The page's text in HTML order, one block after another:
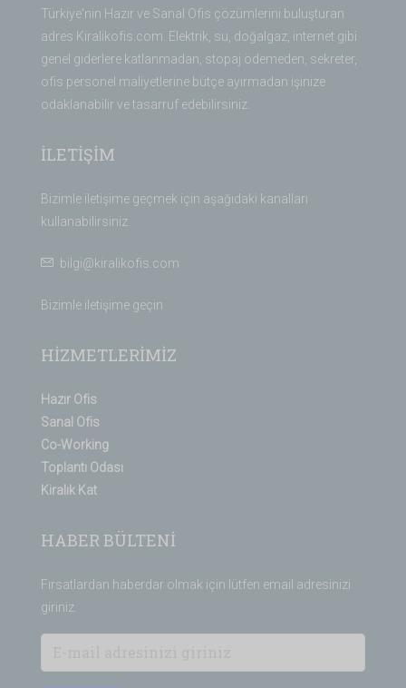
Türkiye'nin Hazır ve Sanal Ofis çözümlerini buluşturan
adres Kiralikofis.com. Elektrik, su, doğalgaz, internet gibi
genel giderlere katlanmadan, stopaj ödemeden, sekreter,
ofis personel maliyetlerine bütçe ayırmadan işinize
odaklanabilir ve tasarruf edebilirsiniz.
İLETİŞİM
Bizimle iletişime geçmek için aşağıdaki kanalları
kullanabilirsiniz.
bilgi@kiralikofis.com
Bizimle iletişime geçin
HİZMETLERİMİZ
Hazır Ofis
Sanal Ofis
Co-Working
Toplantı Odası
Kiralık Kat
HABER BÜLTENİ
Fırsatlardan haberdar olmak için lütfen email adresinizi
giriniz.